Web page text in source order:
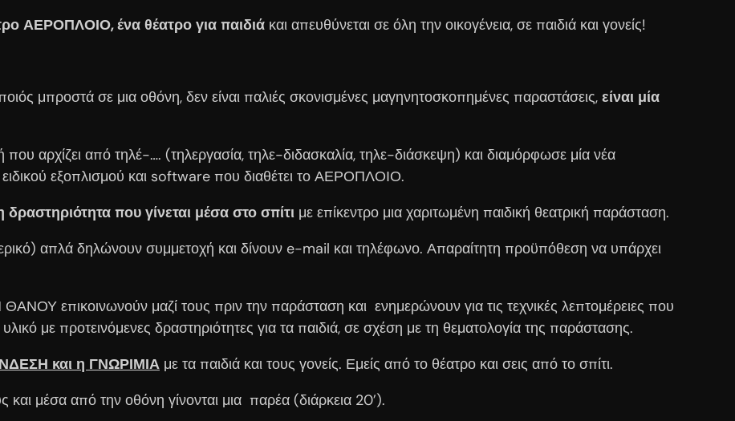
ΑΕΡΟΠΛΟΙΟ, ένα θέατρο για παιδιά και απευθύνεται σε όλη την οικογένεια, σε παιδιά και γονείς!
μπροστά σε μια οθόνη, δεν είναι παλιές σκονισμένες μαγηνητοσκοπημένες παραστάσεις, είναι μία
αρχίζει από τηλέ-…. (τηλεργασία, τηλε-διδασκαλία, τηλε-διάσκεψη) και διαμόρφωσε μία νέα
ειδικού εξοπλισμού και software που διαθέτει το ΑΕΡΟΠΛΟΙΟ.
που γίνεται μέσα στο σπίτι με επίκεντρο μια χαριτωμένη παιδική θεατρική παράσταση.
απλά δηλώνουν συμμετοχή και δίνουν e-mail και τηλέφωνο. Απαραίτητη προϋπόθεση να υπάρχει
επικοινωνούν μαζί τους πριν την παράσταση και ενημερώνουν για τις τεχνικές λεπτομέρειες που
με προτεινόμενες δραστηριότητες για τα παιδιά, σε σχέση με τη θεματολογία της παράστασης.
και η ΓΝΩΡΙΜΙΑ με τα παιδιά και τους γονείς. Εμείς από το θέατρο και σεις από το σπίτι.
και μέσα από την οθόνη γίνονται μια παρέα (διάρκεια 20’).